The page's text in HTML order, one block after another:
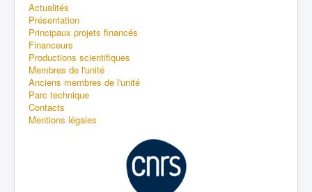
Actualités
Présentation
Principaux projets financés
Financeurs
Productions scientifiques
Membres de l'unité
Anciens membres de l'unité
Parc technique
Contacts
Mentions légales